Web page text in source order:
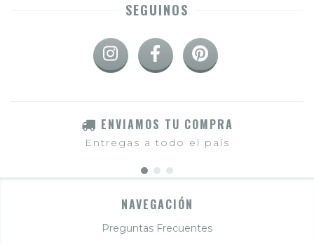
SEGUINOS
ENVIAMOS TU COMPRA
Entregas a todo el país
NAVEGACIÓN
Preguntas Frecuentes